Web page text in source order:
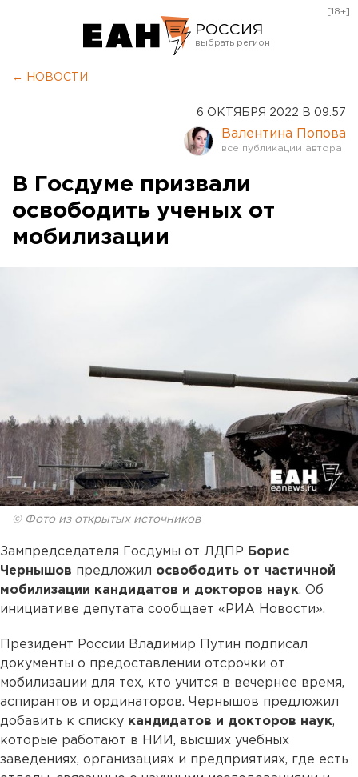
РОССИЯ
Курган
Оренбург
[18+]
← НОВОСТИ
6 ОКТЯБРЯ 2022 В 09:57
Валентина Попова
В Госдуме призвали
освободить ученых от
мобилизации
© Фото из открытых источников
Зампредседателя Госдумы от ЛДПР Борис
Чернышов предложил освободить от частичной
мобилизации кандидатов и докторов наук. Об
инициативе депутата сообщает «РИА Новости».
Президент России Владимир Путин подписал
документы о предоставлении отсрочки от
мобилизации для тех, кто учится в вечернее время,
аспирантов и ординаторов. Чернышов предложил
добавить к списку кандидатов и докторов наук,
которые работают в НИИ, высших учебных
заведениях, организациях и предприятиях, где есть